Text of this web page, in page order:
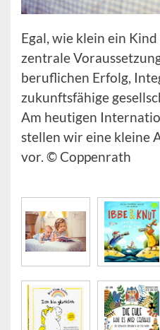
Egal, wie klein ein
zentrale
beruflichen Erfolg,
zukunftsfähige
Am heutigen
stellen wir eine kleine
vor. © Coppenrath